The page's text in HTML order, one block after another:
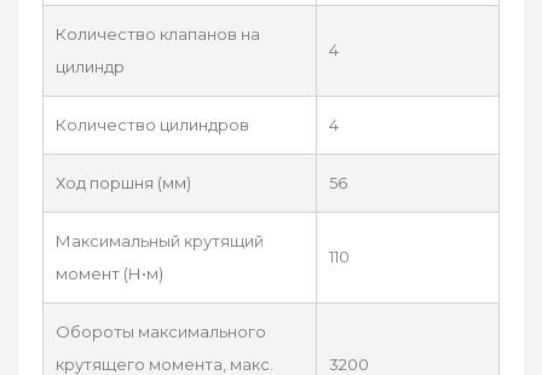
Количество клапанов на
цилиндр
4
Количество цилиндров 4
Ход поршня (мм) 56
Максимальный крутящий
момент (Н•м)
110
Обороты максимального
крутящего момента, макс.
3200